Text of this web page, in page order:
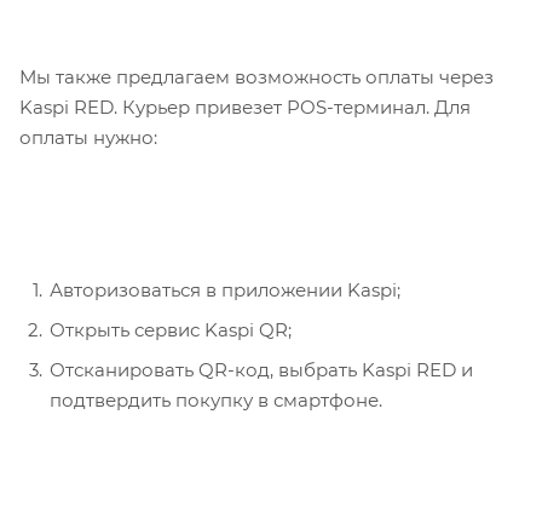
Мы также предлагаем возможность оплаты через
Kaspi RED. Курьер привезет POS-терминал. Для
оплаты нужно:
Авторизоваться в приложении Kaspi;
Открыть сервис Kaspi QR;
Отсканировать QR-код, выбрать Kaspi RED и
подтвердить покупку в смартфоне.